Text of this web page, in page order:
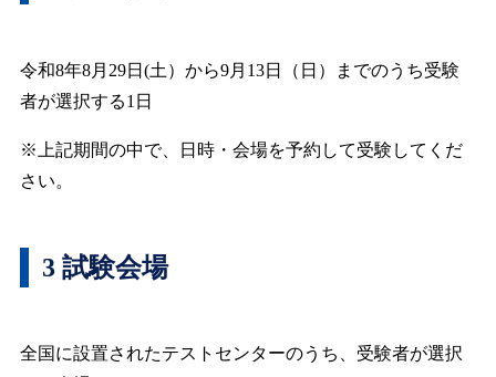
令和8年8月29日(土）から9月13日（日）までのうち受験
者が選択する1日
※上記期間の中で、日時・会場を予約して受験してくだ
さい。
3 試験会場
全国に設置されたテストセンターのうち、受験者が選択